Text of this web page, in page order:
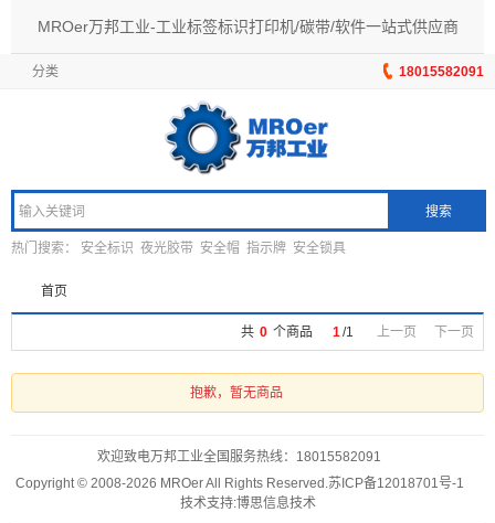
MROer万邦工业-工业标签标识打印机/碳带/软件一站式供应商
18015582091
分类
搜索
热门搜索： 安全标识 夜光胶带 安全帽 指示牌 安全锁具
首页
共 0 个商品 1 /1 上一页 下一页
抱歉，暂无商品
欢迎致电万邦工业全国服务热线： 18015582091
Copyright © 2008-2026 MROer All Rights Reserved. 苏ICP备12018701号-1
技术支持:博思信息技术